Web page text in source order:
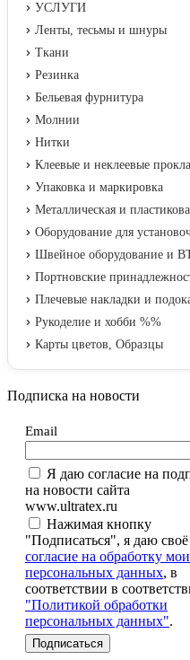
УСЛУГИ
Ленты, тесьмы и шнуры
Ткани
Резинка
Бельевая фурнитура
Молнии
Нитки
Клеевые и неклеевые
Упаковка и маркировка
Металлическая и
Оборудование для
Швейное оборудование и
Портновские
Плечевые накладки и
Рукоделие и хобби %%
Карты цветов, Образцы
Подписка на новости
Email
Я даю согласие на
на новости сайта
www.ultratex.ru
Нажимая кнопку
"Подписаться", я даю своё
согласие на обработку
персональных данных, в
соответствии в
"Политикой обработки
персональных данных".